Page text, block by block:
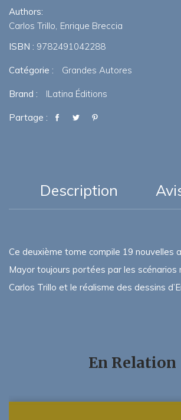
Authors:
Carlos Trillo Enrique Breccia
ISBN : 9782491042288
Catégorie : Grandes Autores
Brand : ILatina Éditions
Partage :
Description
Ce deuxième tome compile 19 nouvelles
Mayor toujours portées par les scénarios
Carlos Trillo et le réalisme des dessins
En Relation